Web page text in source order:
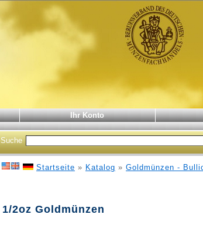
Ihr Konto
Suche
Startseite » Katalog » Goldmünzen -
1/2oz Goldmünzen